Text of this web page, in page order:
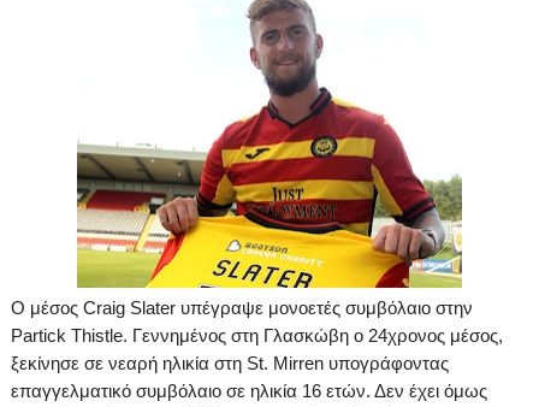
Ο μέσος Craig Slater υπέγραψε μονοετές συμβόλαιο στην
Partick Thistle. Γεννημένος στη Γλασκώβη ο 24χρονος μέσος,
ξεκίνησε σε νεαρή ηλικία στη St. Mirren υπογράφοντας
επαγγελματικό συμβόλαιο σε ηλικία 16 ετών. Δεν έχει όμως